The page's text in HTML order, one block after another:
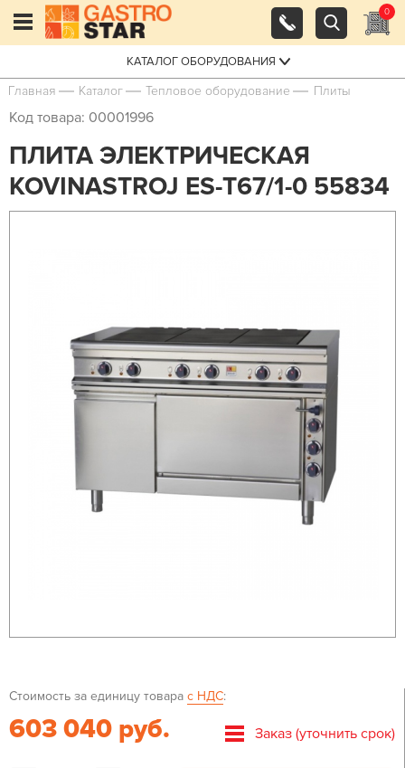
0
КАТАЛОГ ОБОРУДОВАНИЯ
Главная Каталог Тепловое оборудование Плиты
Код товара: 00001996
ПЛИТА ЭЛЕКТРИЧЕСКАЯ
KOVINASTROJ ES-Т67/1-0 55834
Стоимость за единицу товара с НДС:
603 040 руб. Заказ (уточнить срок)